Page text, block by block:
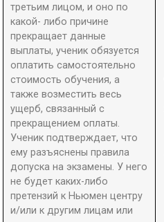
третьим лицом, и оно по
какой- либо причине
прекращает данные
выплаты, ученик обязуется
оплатить самостоятельно
стоимость обучения, а
также возместить весь
ущерб, связанный с
прекращением оплаты.
Ученик подтверждает, что
ему разъяснены правила
допуска на экзамены. У него
не будет каких-либо
претензий к Ньюмен центру
и/или к другим лицам или